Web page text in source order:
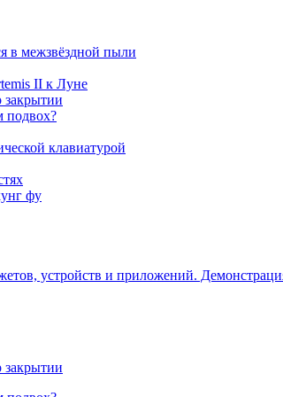
в межзвёздной пыли
II к Луне
закрытии
подвох?
клавиатурой
фу
устройств и приложений.
закрытии